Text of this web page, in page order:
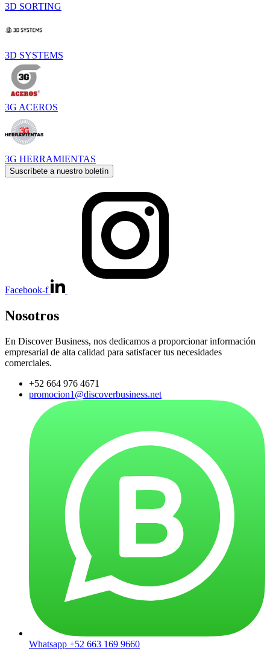
3D SORTING
3D SYSTEMS
3G ACEROS
3G HERRAMIENTAS
Suscríbete a nuestro boletín
Facebook-f
Nosotros
En Discover Business, nos dedicamos a proporcionar información
empresarial de alta calidad para satisfacer tus necesidades
comerciales.
+52 664 976 4671
promocion1@discoverbusiness.net
Whatsapp +52 663 169 9660